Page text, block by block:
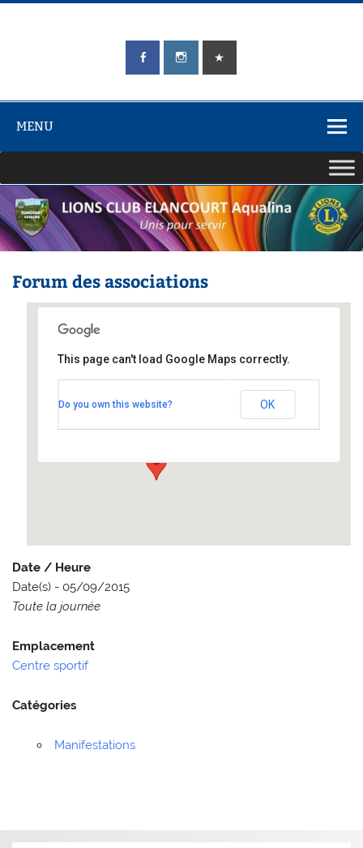
Skip
LIONS CLUB
ÉLANCOURT
MENU
Forum des associations
centre sportif - Elancourt
This page can't load Google Maps correctly.
Do you own this website? OK
Date / Heure
Date(s) - 05/09/2015
Toute la journée
Emplacement
Centre sportif
Catégories
Manifestations